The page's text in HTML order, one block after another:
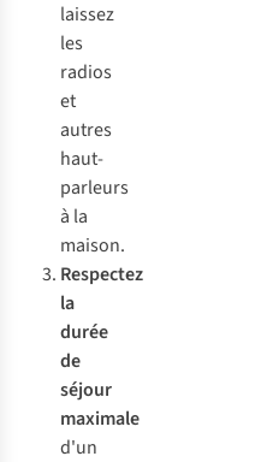
laissez
les
radios
et
autres
haut-
parleurs
à la
maison.
Respectez
la
durée
de
séjour
maximale
d'un